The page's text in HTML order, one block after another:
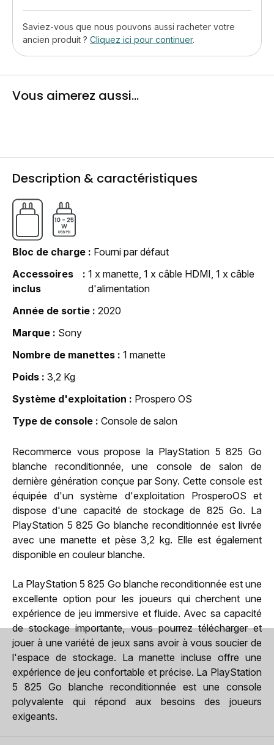
Saviez-vous que nous pouvons aussi racheter votre
ancien produit ? Cliquez ici pour continuer.
Vous aimerez aussi...
Description & caractéristiques
Bloc de charge
Fourni par défaut
Accessoires
inclus
1 x manette, 1 x câble HDMI, 1 x câble
d'alimentation
Année de sortie
2020
Marque
Sony
Nombre de manettes
1 manette
Poids
3,2 Kg
Système d'exploitation
Prospero OS
Type de console
Console de salon
Recommerce vous propose la PlayStation 5 825 Go
blanche reconditionnée, une console de salon de
dernière génération conçue par Sony. Cette console est
équipée d'un système d'exploitation ProsperoOS et
dispose d'une capacité de stockage de 825 Go. La
PlayStation 5 825 Go blanche reconditionnée est livrée
avec une manette et pèse 3,2 kg. Elle est également
disponible en couleur blanche.
La PlayStation 5 825 Go blanche reconditionnée est une
excellente option pour les joueurs qui cherchent une
expérience de jeu immersive et fluide. Avec sa capacité
de stockage importante, vous pourrez télécharger et
jouer à une variété de jeux sans avoir à vous soucier de
l'espace de stockage. La manette incluse offre une
expérience de jeu confortable et précise. La PlayStation
5 825 Go blanche reconditionnée est une console
polyvalente qui répond aux besoins des joueurs
exigeants.